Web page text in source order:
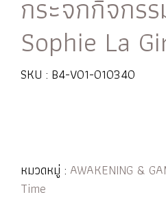
กระจกกิจกร
Sophie La
SKU : B4-V01-010340
หมวดหมู่ : AWAKENING &
Time